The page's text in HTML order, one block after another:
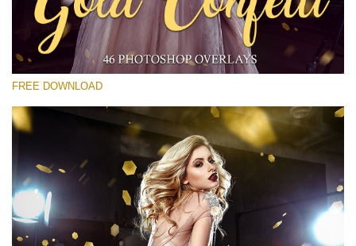
Small 800*533px
Gold Confetti
(46 Overlays)
Luxury Wedding
Large 6000*4000px
Entire Collection
(1783 Overlays)
FREE DOWNLOAD